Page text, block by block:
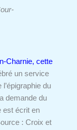
Charnie, cette
un service
du
demande du
est écrit en
: Croix et